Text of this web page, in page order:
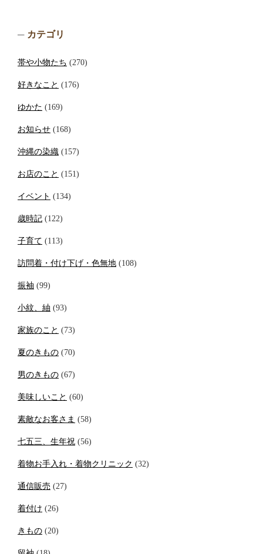
カテゴリ
帯や小物たち (270)
好きなこと (176)
ゆかた (169)
お知らせ (168)
沖縄の染織 (157)
お店のこと (151)
イベント (134)
歳時記 (122)
子育て (113)
訪問着・付け下げ・色無地 (108)
振袖 (99)
小紋、紬 (93)
家族のこと (73)
夏のきもの (70)
男のきもの (67)
美味しいこと (60)
素敵なお客さま (58)
七五三、生年祝 (56)
着物お手入れ・着物クリニック (32)
通信販売 (27)
着付け (26)
きもの (20)